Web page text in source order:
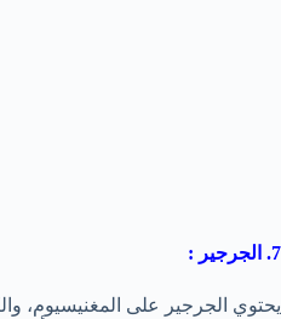
7. الجرجير :
يحتوي الجرجير على المغنيسيوم،